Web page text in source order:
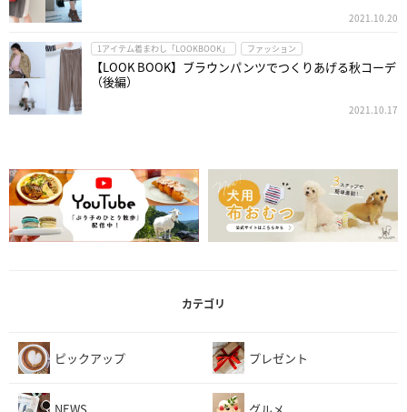
2021.10.20
1アイテム着まわし「LOOKBOOK」 ファッション
【LOOK BOOK】ブラウンパンツでつくりあげる秋コーデ
（後編）
2021.10.17
カテゴリ
ピックアップ プレゼント